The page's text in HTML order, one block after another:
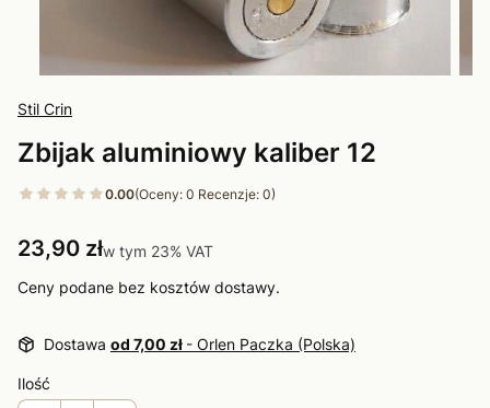
Stil Crin
Zbijak aluminiowy kaliber 12
0.00(Oceny: 0 Recenzje: 0)
Cena
23,90 złw tym 23% VAT
w tym 23% VAT
Ceny podane bez kosztów dostawy.
Dostawa od 7,00 zł - Orlen Paczka (Polska)
Ilość